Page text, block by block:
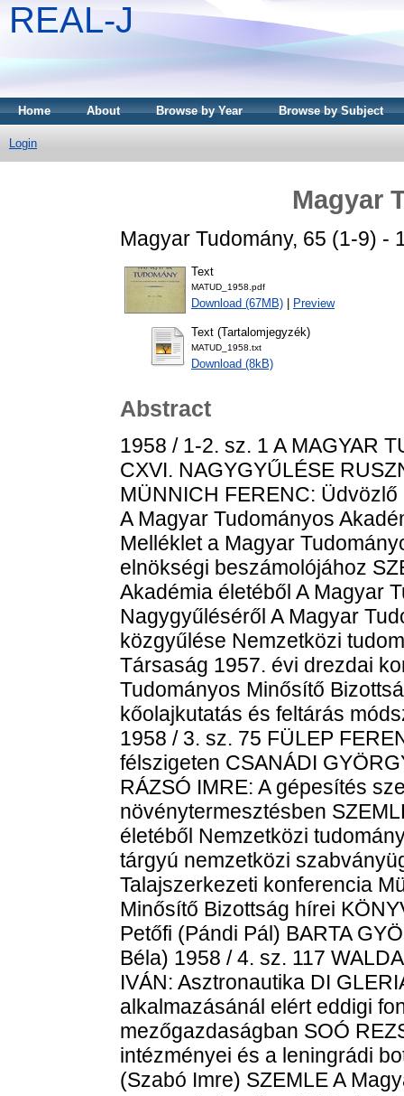
REAL-J
Home About Browse by Year Browse by Subject
Login
Magyar
Magyar Tudomány, 65 (1-9) -
Text
MATUD_1958.pdf
Download (67MB) Preview
Text (Tartalomjegyzék)
MATUD_1958.txt
Download (8kB)
Abstract
1958 / 1-2. sz. 1 A MAGYAR
CXVI. NAGYGYŰLÉSE
MÜNNICH FERENC:
A Magyar Tudományos
Melléklet a Magyar
elnökségi beszámolójához
Akadémia életéből A Magyar
Nagygyűléséről A Magyar
közgyűlése Nemzetközi
Társaság 1957. évi drezdai
Tudományos Minősítő
kőolajkutatás és feltárás
1958 / 3. sz. 75 FÜLEP
félszigeten CSANÁDI
RÁZSÓ IMRE: A gépesítés
növénytermesztésben
életéből Nemzetközi
tárgyú nemzetközi
Talajszerkezeti konferencia
Minősítő Bizottság hírei
Petőfi (Pándi Pál) BARTA
Béla) 1958 / 4. sz. 117
IVÁN: Asztronautika DI
alkalmazásánál elért eddigi
mezőgazdaságban SOÓ
intézményei és a leningrádi
(Szabó Imre) SZEMLE A